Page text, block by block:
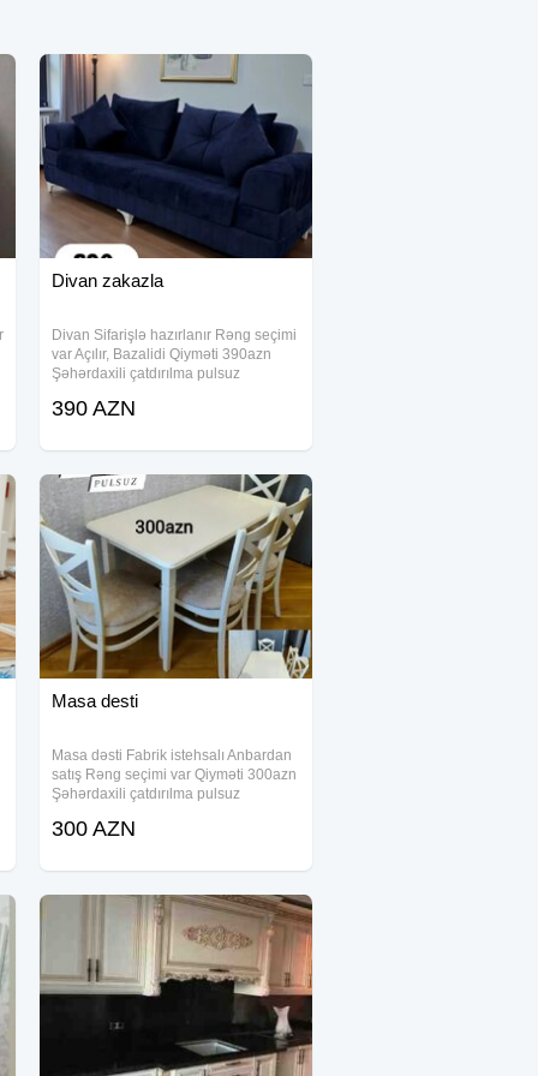
Divan zakazla
Divan Sifarişlə hazırlanır Rəng seçimi
var Açılır, Bazalidi Qiyməti 390azn
Şəhərdaxili çatdırılma pulsuz
390 AZN
Masa desti
Masa dəsti Fabrik istehsalı Anbardan
satış Rəng seçimi var Qiyməti 300azn
Şəhərdaxili çatdırılma pulsuz
300 AZN